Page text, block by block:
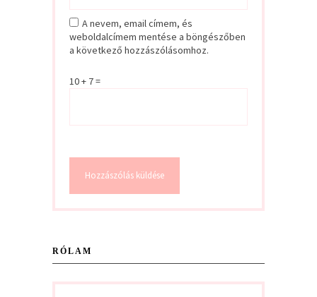
A nevem, email címem, és
weboldalcímem mentése a böngészőben
a következő hozzászólásomhoz.
10 + 7 =
RÓLAM